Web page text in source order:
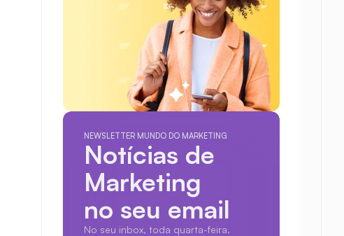
NEWSLETTER MUNDO DO MARKETING
Notícias de
Marketing
no seu email
No seu inbox, toda quarta-feira.